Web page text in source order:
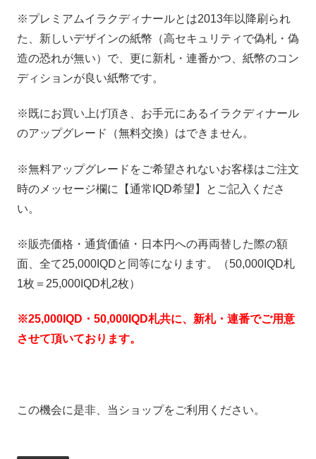
※プレミアムイラクディナールとは2013年以降刷られ
た、新しいデザインの紙幣（高セキュリティで偽札・偽
造の恐れが無い）で、更に新札・連番かつ、紙幣のコン
ディションが良い紙幣です。
※既にお買い上げ頂き、お手元にあるイラクディナール
のアップグレード（無料交換）はできません。
※無料アップグレードをご希望されないお客様はご注文
時のメッセージ欄に【通常IQD希望】とご記入くださ
い。
※販売価格・通貨価値・日本円への再両替した際の額
面、全て25,000IQDと同等になります。（50,000IQD札
1枚＝25,000IQD札2枚）
※25,000IQD・50,000IQD札共に、新札・連番でご用意
させて頂いております。
この機会に是非、当ショップをご利用ください。